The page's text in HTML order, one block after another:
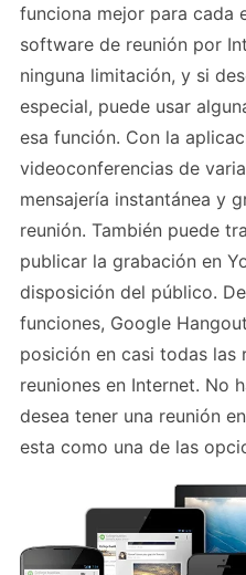
funciona mejor para cada
software de reunión por
ninguna limitación, y si
especial, puede usar
esa función. Con la
videoconferencias de
mensajería instantánea y
reunión. También puede
publicar la grabación en
disposición del público.
funciones, Google
posición en casi todas las
reuniones en Internet. No
desea tener una reunión
esta como una de las